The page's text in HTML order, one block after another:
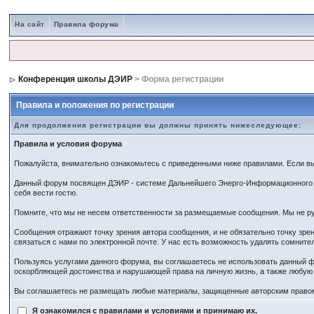
На сайт Правила форума
Конференция школы ДЭИР > Форма регистрации
Правила и положения по регистрации
Для продолжения регистрации вы должны принять нижеследующее:
Правила и условия форума
Пожалуйста, внимательно ознакомьтесь с приведенными ниже правилами. Если
Данный форум посвящен ДЭИР - системе Дальнейшего Энерго-Информационного
себя вести гостю.
Помните, что мы не несем ответственности за размещаемые сообщения. Мы не
Сообщения отражают точку зрения автора сообщения, и не обязательно точку
связаться с нами по электронной почте. У нас есть возможность удалять
Пользуясь услугами данного форума, вы соглашаетесь не использовать
оскорбляющей достоинства и нарушающей права на личную жизнь, а также
Вы соглашаетесь не размещать любые материалы, защищенные авторским
Я ознакомился с правилами и условиями и принимаю их.